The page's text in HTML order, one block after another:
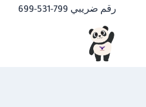
المحتوى
رقم ضريبي 799-531-699